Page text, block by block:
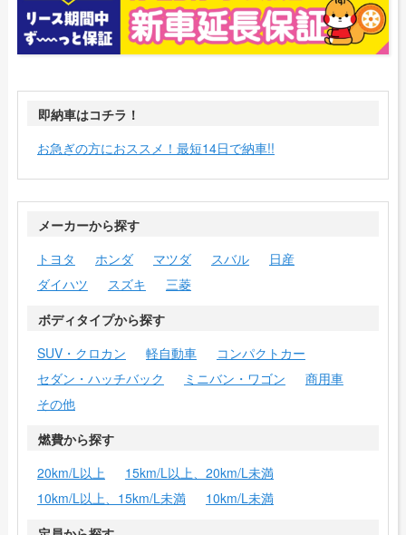
即納車はコチラ！
お急ぎの方におススメ！最短14日で納車!!
メーカーから探す
トヨタ
ホンダ マツダ スバル
日産
ダイハツ
スズキ
三菱
ボディタイプから探す
SUV・クロカン
軽自動車
コンパクトカー
セダン・ハッチバック
ミニバン・ワゴン
商用車
その他
燃費から探す
20km/L以上
15km/L以上、20km/L未満
10km/L以上、15km/L未満
10km/L未満